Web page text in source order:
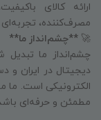
ارائه کالای
مصرف‌کننده، تجربه‌ای
🚀 **چشم‌انداز ما**
چشم‌انداز ما
دیجیتال در ایران و
الکترونیکی است. ما
مطمئن و حرفه‌ای